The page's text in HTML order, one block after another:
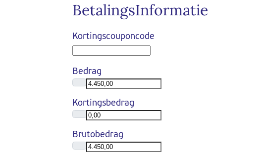
BetalingsInformatie
Kortingscouponcode
Bedrag
Kortingsbedrag
Brutobedrag